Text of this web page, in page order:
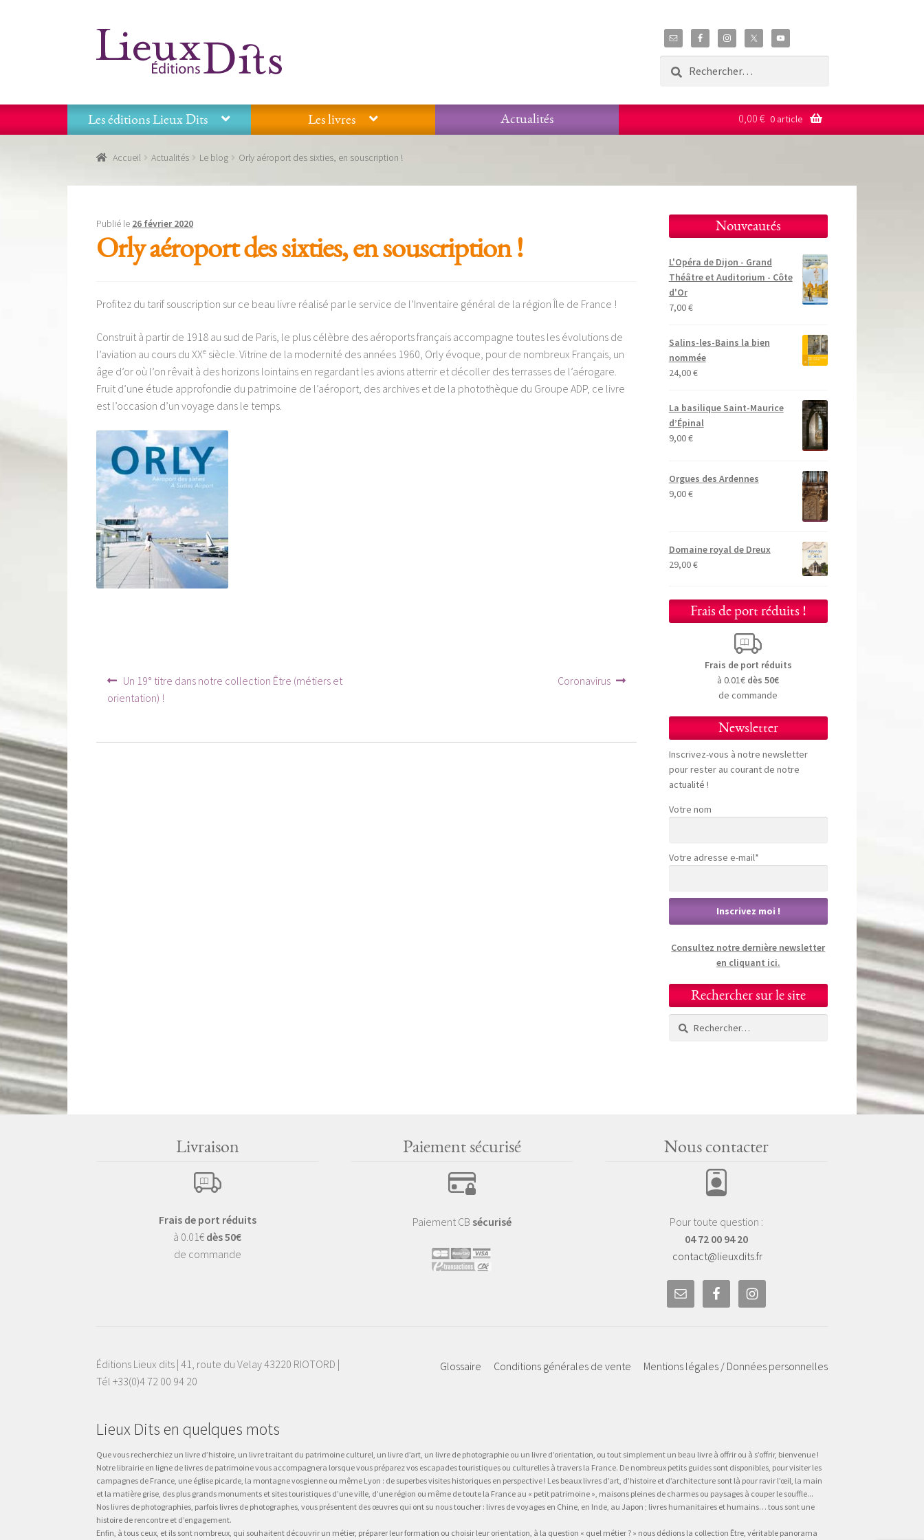
Aller
à
Aller
au
Les éditions Lieux Dits Les livres
Actualités
0,00 € 0 article
Accueil Actualités Le blog Orly aéroport des sixties, en souscription !
Publié le 26 février 2020
Orly aéroport des sixties, en souscription !
Profitez du tarif souscription sur ce beau livre réalisé par le service de l’Inventaire général de la région Île de France !
Construit à partir de 1918 au sud de Paris, le plus célèbre des aéroports français accompagne toutes les évolutions de
l’aviation au cours du XXe siècle. Vitrine de la modernité des années 1960, Orly évoque, pour de nombreux Français, un
âge d’or où l’on rêvait à des horizons lointains en regardant les avions atterrir et décoller des terrasses de l’aérogare.
Fruit d’une étude approfondie du patrimoine de l’aéroport, des archives et de la photothèque du Groupe ADP, ce livre
est l’occasion d’un voyage dans le temps.
Navigation
de
Article
précédent :
Un 19° titre dans notre collection Être (métiers et
orientation) !
Article
Coronavirus
Nouveautés
L'Opéra de Dijon - Grand
Théâtre et Auditorium - Côte
d'Or
7,00€
Salins-les-Bains la bien
nommée
24,00€
La basilique Saint-Maurice
d’Épinal
9,00€
Orgues des Ardennes
9,00€
Domaine royal de Dreux
29,00€
Frais de port réduits !
Frais de port réduits
à 0.01€ dès 50€
de commande
Newsletter
Inscrivez-vous à notre newsletter
pour rester au courant de notre
actualité !
Votre nom
Votre adresse e-mail*
Consultez notre dernière newsletter
en cliquant ici.
Rechercher sur le site
Rechercher :
Livraison
Frais de port réduits
à 0.01€ dès 50€
de commande
Paiement sécurisé
Paiement CB sécurisé
Nous contacter
Pour toute question :
04 72 00 94 20
contact@lieuxdits.fr
Glossaire Conditions générales de vente Mentions légales / Données personnelles
Éditions Lieux dits | 41, route du Velay 43220 RIOTORD |
Tél +33(0)4 72 00 94 20
Lieux Dits en quelques mots
Que vous recherchiez un livre d’histoire, un livre traitant du patrimoine culturel, un livre d’art, un livre de photographie ou un livre d’orientation, ou tout simplement un beau livre à offrir ou à s’offrir, bienvenue !
Notre librairie en ligne de livres de patrimoine vous accompagnera lorsque vous préparez vos escapades touristiques ou culturelles à travers la France. De nombreux petits guides sont disponibles, pour visiter les
campagnes de France, une église picarde, la montagne vosgienne ou même Lyon : de superbes visites historiques en perspective ! Les beaux livres d’art, d’histoire et d’architecture sont là pour ravir l’œil, la main
et la matière grise, des plus grands monuments et sites touristiques d’une ville, d’une région ou même de toute la France au « petit patrimoine », maisons pleines de charmes ou paysages à couper le souffle...
Nos livres de photographies, parfois livres de photographes, vous présentent des œuvres qui ont su nous toucher : livres de voyages en Chine, en Inde, au Japon ; livres humanitaires et humains… tous sont une
histoire de rencontre et d’engagement.
Enfin, à tous ceux, et ils sont nombreux, qui souhaitent découvrir un métier, préparer leur formation ou choisir leur orientation, à la question « quel métier ? » nous dédions la collection Être, véritable panorama